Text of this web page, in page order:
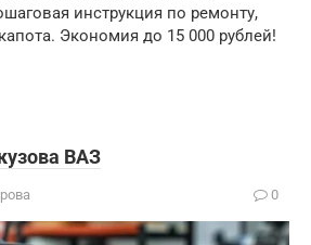
инструкция по ремонту,
Экономия до 15 000 рублей!
ВАЗ
0